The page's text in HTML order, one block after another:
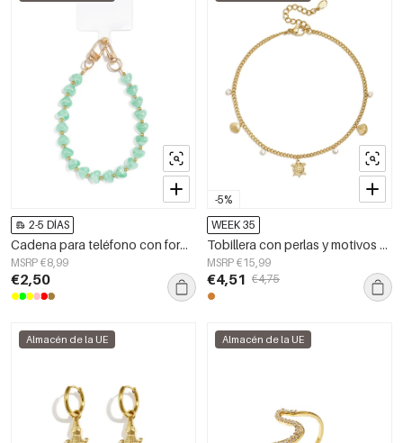
2-5 DÍAS
Cadena para teléfono con forma de corazón, de acrílico, estilo casual, para uso diario.
MSRP €8,99
€2,50
-5%
WEEK 35
Tobillera con perlas y motivos playeros
MSRP €15,99
€4,51 €4,75
Almacén de la UE Almacén de la UE